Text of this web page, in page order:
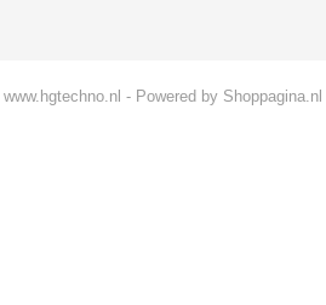
- Powered by Shoppagina.nl